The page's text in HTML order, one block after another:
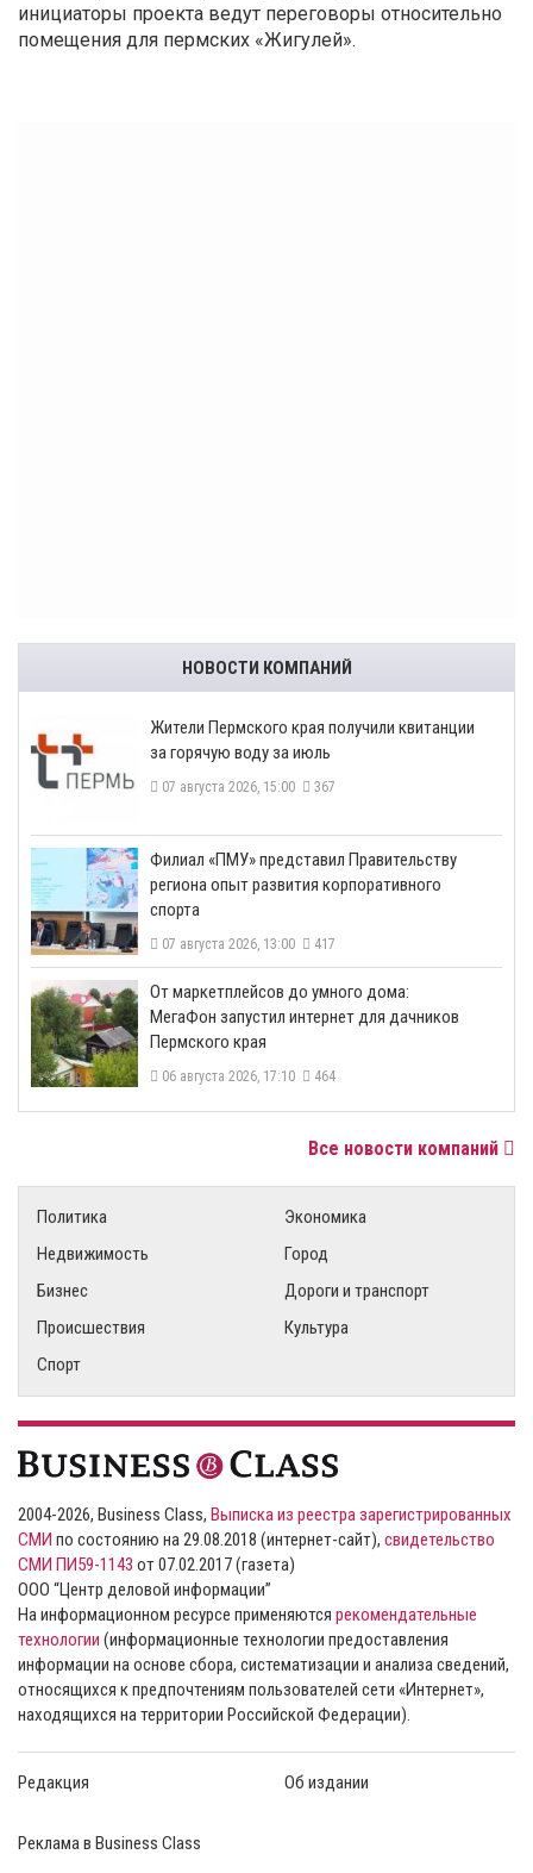
инициаторы проекта ведут переговоры относительно
помещения для пермских «Жигулей».
НОВОСТИ КОМПАНИЙ
​Жители Пермского края получили квитанции
за горячую воду за июль
07 августа 2026, 15:00 367
​Филиал «ПМУ» представил Правительству
региона опыт развития корпоративного
спорта
07 августа 2026, 13:00 417
От маркетплейсов до умного дома:
МегаФон запустил интернет для дачников
Пермского края
06 августа 2026, 17:10 464
Все новости компаний
Политика
Экономика
Недвижимость
Город
Бизнес
Дороги и транспорт
Происшествия
Культура
Спорт
2004-2026, Business Class, Выписка из реестра зарегистрированных
СМИ по состоянию на 29.08.2018 (интернет-сайт), свидетельство
СМИ ПИ59-1143 от 07.02.2017 (газета)
ООО “Центр деловой информации”
На информационном ресурсе применяются рекомендательные
технологии (информационные технологии предоставления
информации на основе сбора, систематизации и анализа сведений,
относящихся к предпочтениям пользователей сети «Интернет»,
находящихся на территории Российской Федерации).
Редакция Об издании
Реклама в Business Class